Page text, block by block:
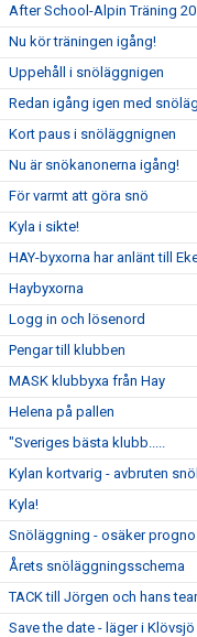
After School-Alpin Träning
Nu kör träningen igång!
Uppehåll i snöläggnigen
Redan igång igen med
Kort paus i snöläggnignen
Nu är snökanonerna igång!
För varmt att göra snö
Kyla i sikte!
HAY-byxorna har anlänt till
Haybyxorna
Logg in och lösenord
Pengar till klubben
MASK klubbyxa från Hay
Helena på pallen
"Sveriges bästa klubb.....
Kylan kortvarig - avbruten
Kyla!
Snöläggning - osäker
Årets snöläggningsschema
TACK till Jörgen och hans
Save the date - läger i Klövsjö